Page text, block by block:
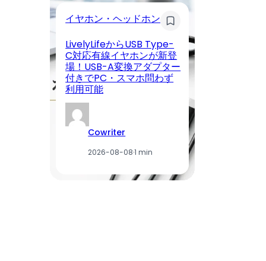
イヤホン・ヘッドホン
LivelyLifeからUSB Type-
C対応有線イヤホンが新登
場！USB-A変換アダプター
付きでPC・スマホ問わず
利用可能
Cowriter
2026-08-08·1 min